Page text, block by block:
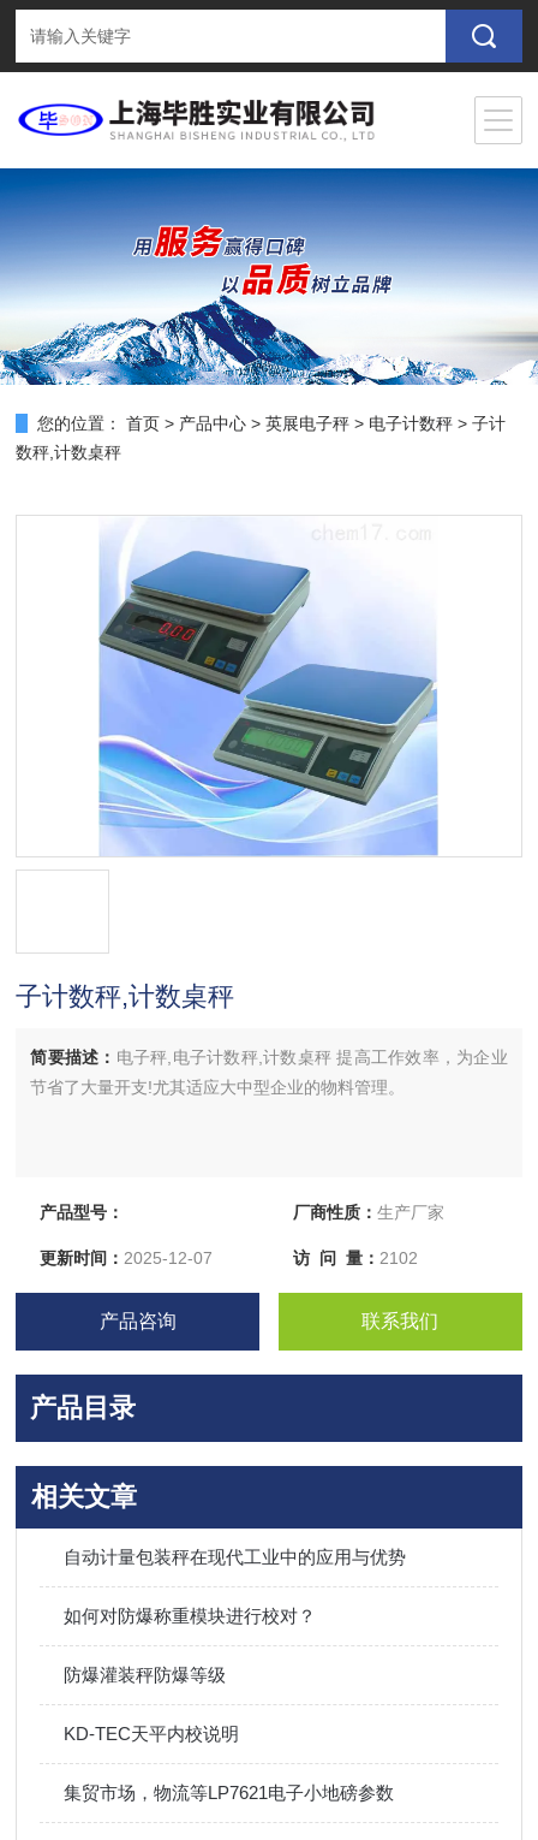
您的位置： 首页 > 产品中心 >英展电子秤 > 电子计数秤 > 子计
数秤,计数桌秤
子计数秤,计数桌秤
简要描述： 电子秤,电子计数秤,计数桌秤 提高工作效率，为企业
节省了大量开支!尤其适应大中型企业的物料管理。
产品型号： 厂商性质： 生产厂家
更新时间： 2025-12-07 访 问 量： 2102
产品咨询 联系我们
产品目录
相关文章
自动计量包装秤在现代工业中的应用与优势
如何对防爆称重模块进行校对？
防爆灌装秤防爆等级
KD-TEC天平内校说明
集贸市场，物流等LP7621电子小地磅参数